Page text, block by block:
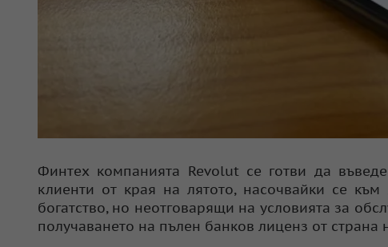
Финтех компанията Revolut се готви да
клиенти от края на лятото, насочвайки се
богатство, но неотговарящи на условията за
получаването на пълен банков лиценз от страна